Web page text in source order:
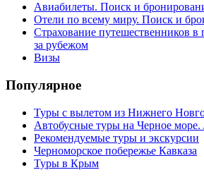
Авиабилеты. Поиск и
Отели по всему миру. Поиск и
Страхование путешественников в
за рубежом
Визы
Популярное
Туры с вылетом из Нижнего
Автобусные туры на Черное море.
Рекомендуемые туры и экскурсии
Черноморское побережье Кавказа
Туры в Крым